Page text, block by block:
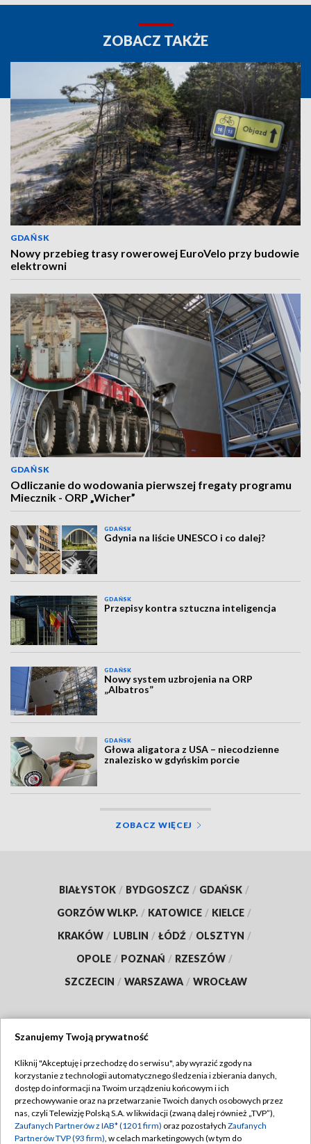
ZOBACZ TAKŻE
GDAŃSK
Nowy przebieg trasy rowerowej EuroVelo przy budowie
elektrowni
GDAŃSK
Odliczanie do wodowania pierwszej fregaty programu
Miecznik - ORP „Wicher”
GDAŃSK
Gdynia na liście UNESCO i co dalej?
GDAŃSK
Przepisy kontra sztuczna inteligencja
GDAŃSK
Nowy system uzbrojenia na ORP
„Albatros”
GDAŃSK
Głowa aligatora z USA – niecodzienne
znalezisko w gdyńskim porcie
ZOBACZ WIĘCEJ
BIAŁYSTOK / BYDGOSZCZ / GDAŃSK /
GORZÓW WLKP. / KATOWICE / KIELCE /
KRAKÓW / LUBLIN / ŁÓDŹ / OLSZTYN /
OPOLE / POZNAŃ / RZESZÓW /
SZCZECIN / WARSZAWA / WROCŁAW
TVP
Abonament TVP
Emisja w TVP
Regulamin TVP
Polityka prywatności
Szanujemy Twoją prywatność
Kliknij "Akceptuję i przechodzę do serwisu", aby wyrazić zgody na
korzystanie z technologii automatycznego śledzenia i zbierania danych,
dostęp do informacji na Twoim urządzeniu końcowym i ich
przechowywanie oraz na przetwarzanie Twoich danych osobowych przez
nas, czyli Telewizję Polską S.A. w likwidacji (zwaną dalej również „TVP”),
Zaufanych Partnerów z IAB* (1201 firm) oraz pozostałych Zaufanych
Partnerów TVP (93 firm), w celach marketingowych (w tym do